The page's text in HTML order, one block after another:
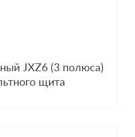
JXZ6 (3 полюса)
щита